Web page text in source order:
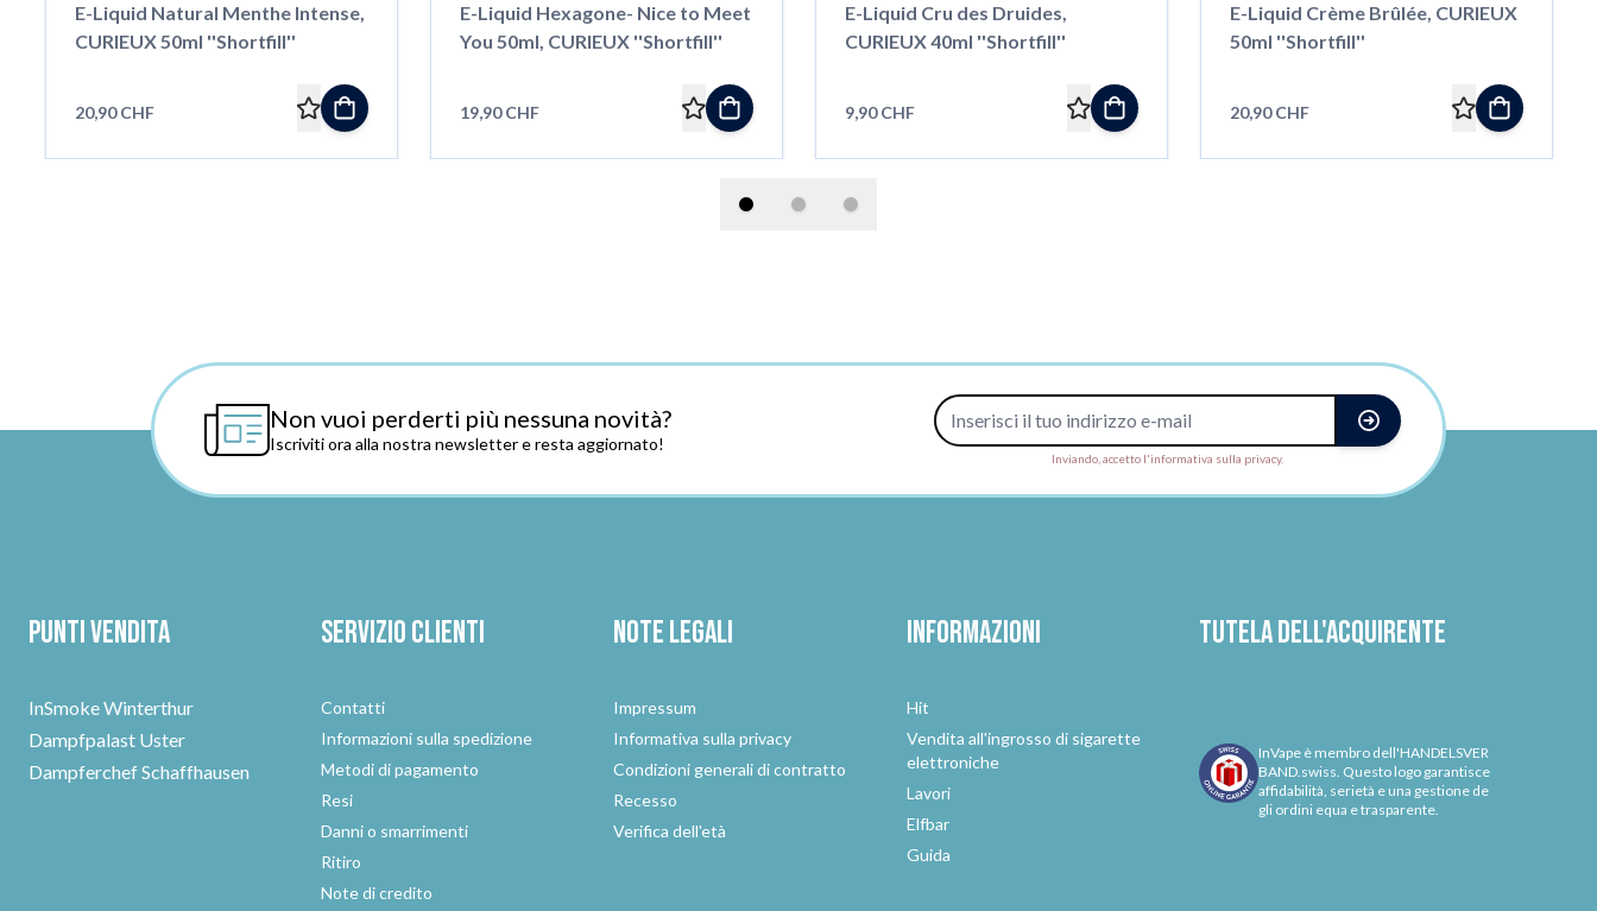
E-Liquid Natural Menthe Intense,
CURIEUX 50ml ''Shortfill''
20,90 CHF
E-Liquid Hexagone- Nice to Meet
You 50ml, CURIEUX ''Shortfill''
19,90 CHF
E-Liquid Cru des Druides,
CURIEUX 40ml ''Shortfill''
9,90 CHF
E-Liquid Crème Brûlée, CURIEUX
50ml ''Shortfill''
20,90 CHF
Non vuoi perderti più nessuna novità?
Iscriviti ora alla nostra newsletter e resta aggiornato!
Indirizzo e-mail
Inviando, accetto l'informativa sulla privacy.
Punti vendita
InSmoke Winterthur
Dampfpalast Uster
Dampferchef Schaffhausen
Servizio clienti
Contatti
Informazioni sulla spedizione
Metodi di pagamento
Resi
Danni o smarrimenti
Ritiro
Note di credito
Note legali
Impressum
Informativa sulla privacy
Condizioni generali di contratto
Recesso
Verifica dell'età
Informazioni
Hit
Vendita all'ingrosso di sigarette
elettroniche
Lavori
Elfbar
Guida
Tutela dell'acquirente
InVape è membro dell'HANDELSVER
BAND.swiss. Questo logo garantisce
affidabilità, serietà e una gestione de
gli ordini equa e trasparente.